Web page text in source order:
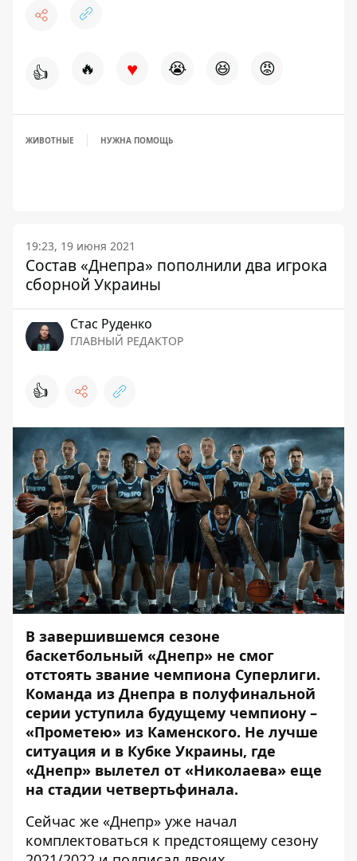
👍 🔥 ♥ 😭 😆 😡
ЖИВОТНЫЕ НУЖНА ПОМОЩЬ
19:23, 19 июня 2021
Состав «Днепра» пополнили два игрока
сборной Украины
Стаc Руденко
ГЛАВНЫЙ РЕДАКТОР
👍
В завершившемся сезоне
баскетбольный «Днепр» не смог
отстоять звание чемпиона Суперлиги.
Команда из Днепра в полуфинальной
серии уступила будущему чемпиону –
«Прометею» из Каменского. Не лучше
ситуация и в Кубке Украины, где
«Днепр» вылетел от «Николаева» еще
на стадии четвертьфинала.
Сейчас же «Днепр» уже начал
комплектоваться к предстоящему сезону